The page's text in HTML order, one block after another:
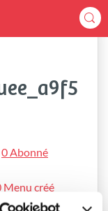
0 Abonné
Menu créé